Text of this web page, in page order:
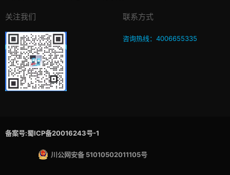
关注我们 联系方式
咨询热线：4006655335
备案号:蜀ICP备20016243号-1
川公网安备 51010502011105号